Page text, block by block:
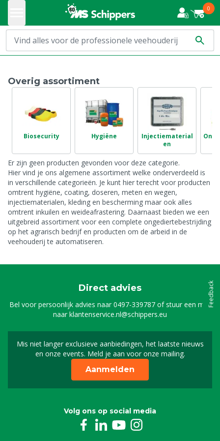
0
Overig assortiment
Biosecurity Hygiëne
Injectiematerial
en
Er zijn geen producten gevonden voor deze categorie.
Hier vind je ons algemene assortiment welke onderverdeeld is
in verschillende categorieën. Je kunt hier terecht voor producten
omtrent hygiëne, coating, doseren, meten en wegen,
injectiematerialen, kleding en bescherming maar ook alles
omtrent inkuilen en weideafrastering. Daarnaast bieden we een
uitgebreid assortiment voor een complete ongediertebestrijding
op het agrarisch bedrijf en producten om de arbeid in de
veehouderij te automatiseren.
Direct advies
Bel voor persoonlijk advies naar0497-339787of stuur een mail
naarklantenservice.nl@schippers.eu
Mis niet langer exclusieve aanbiedingen, het laatste nieuws
en onze events. Meld je aan voor onze mailing.
Schrijf je in voor onze
Aanmelden
Volg ons op social media
Feedback